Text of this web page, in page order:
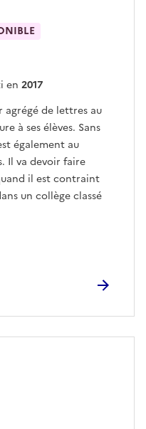
en 2017
agrégé de lettres au
à ses élèves. Sans
également au
Il va devoir faire
il est contraint
un collège classé